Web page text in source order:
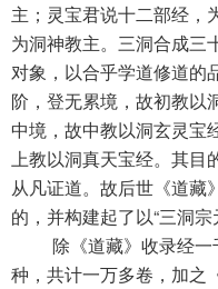
主；灵宝君说十二部经，
为洞神教主。三洞合成三
对象，以合乎学道修道的
阶，登无累境，故初教以
中境，故中教以洞玄灵宝
上教以洞真天宝经。其目
从凡证道。故后世《道藏
的，并构建起了以“三洞宗
除《道藏》收录经
种，共计一万多卷，加之